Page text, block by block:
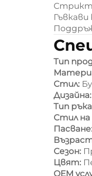
Тип
Стил:
Дизайна:
Тип
Стил
Сезон:
Цвят:
OEM